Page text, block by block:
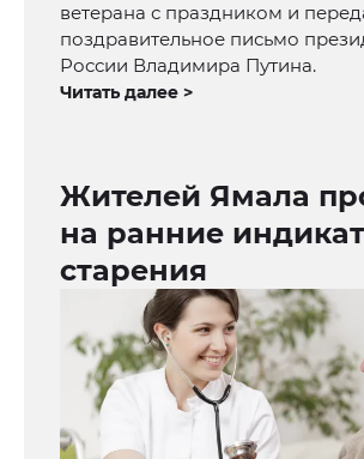
ветерана с праздником и
поздравительное письмо
России Владимира Путина.
Читать далее >
Жителей Ямала
на ранние
старения